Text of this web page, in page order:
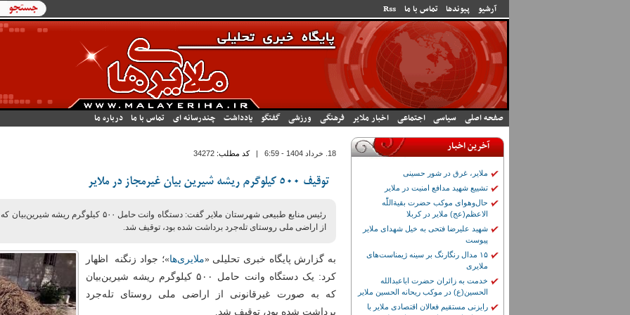
آرشیو پیوندها تماس با ما Rss فرم
جستجو
صفحه اصلی سیاسی اجتماعی اخبار ملایر فرهنگی ورزشی گفتگو یادداشت چندرسانه ای تماس با ما درباره ما
18. خرداد 1404 - 6:59 |کد مطلب:34272
توقیف ۵۰۰ کیلوگرم ریشه شیرین بیان غیرمجاز در ملایر
رئیس منابع طبیعی شهرستان ملایر گفت: دستگاه وانت حامل ۵۰۰
از اراضی ملی روستای تله‌جرد برداشت شده بود، توقیف شد.
به گزارش پایگاه خبری تحلیلی «ملایری‌ها»؛ جواد زنگنه اظهار
کرد: یک دستگاه وانت حامل ۵۰۰ کیلوگرم ریشه شیرین‌بیان
که به صورت غیرقانونی از اراضی ملی روستای تله‌جرد
برداشت شده بود، توقیف شد.
آخرین اخبار
ملایر، غرق در شور حسینی
تشییع شهید مدافع امنیت در ملایر
حال‌وهوای موکب حضرت بقیة‌اللّٰه
الاعظم(عج) ملایر در کربلا
شهید علیرضا فتحی به خیل شهدای ملایر
پیوست
۱۵ مدال رنگارنگ بر سینه ژیمناست‌های
ملایری
خدمت به زائران حضرت اباعبدالله
الحسین(ع) در موکب ریحانه الحسین ملایر
رایزنی مستقیم فعالان اقتصادی ملایر با